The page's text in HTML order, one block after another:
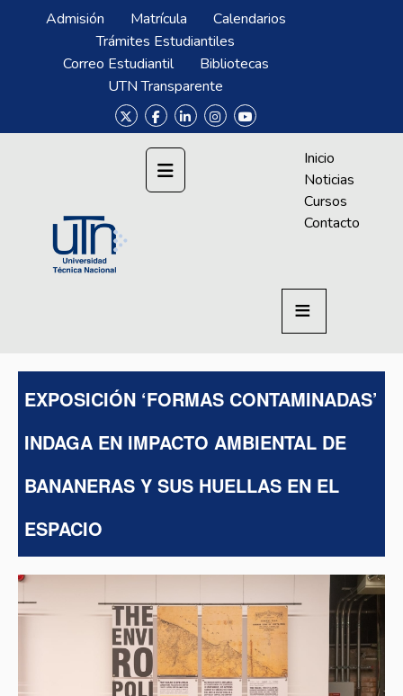
Pasar al contenido principal
Menú Superior
Admisión Matrícula
Calendarios
Trámites Estudiantiles
Correo Estudiantil
Bibliotecas
UTN Transparente
Menú CrAprende
Inicio
Noticias
Cursos
Contacto
EXPOSICIÓN ‘FORMAS CONTAMINADAS’
INDAGA EN IMPACTO AMBIENTAL DE
BANANERAS Y SUS HUELLAS EN EL
ESPACIO